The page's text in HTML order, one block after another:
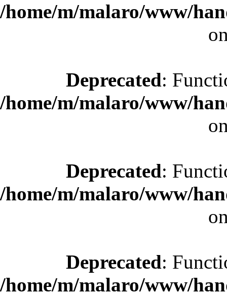
/home/m/malaro/www/
Deprecated:
/home/m/malaro/www/
Deprecated:
/home/m/malaro/www/
Deprecated:
/home/m/malaro/www/